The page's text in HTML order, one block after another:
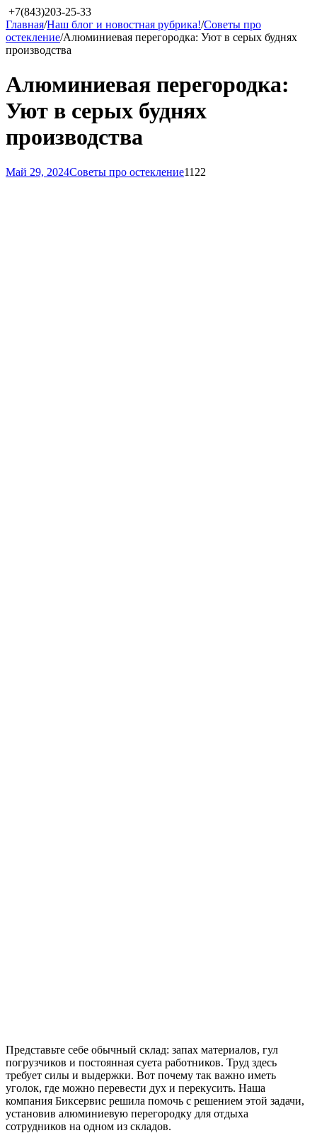
+7(843)203-25-33
Главная/Наш блог и новостная рубрика!/Советы про
остекление/Алюминиевая перегородка: Уют в серых буднях
производства
Алюминиевая перегородка:
Уют в серых буднях
производства
Май 29, 2024Советы про остекление1122
Представьте себе обычный склад: запах материалов, гул
погрузчиков и постоянная суета работников. Труд здесь
требует силы и выдержки. Вот почему так важно иметь
уголок, где можно перевести дух и перекусить. Наша
компания Биксервис решила помочь с решением этой задачи,
установив алюминиевую перегородку для отдыха
сотрудников на одном из складов.